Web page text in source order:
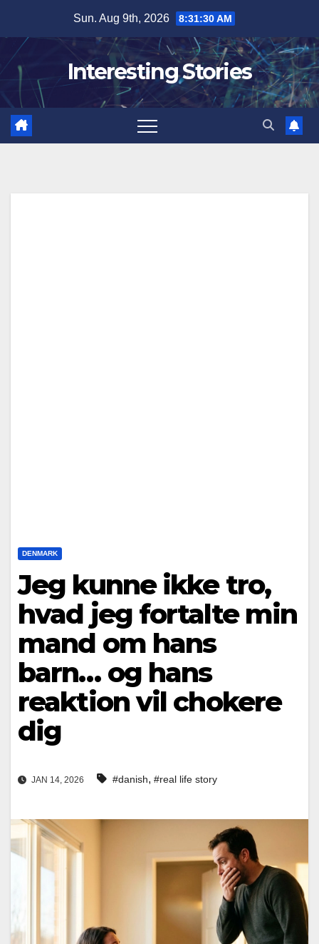
content
Sun. Aug 9th, 2026 8:31:31 AM
Interesting Stories
DENMARK
Jeg kunne ikke tro,
hvad jeg fortalte min
mand om hans
barn… og hans
reaktion vil chokere
dig
JAN 14, 2026 #danish, #real life story